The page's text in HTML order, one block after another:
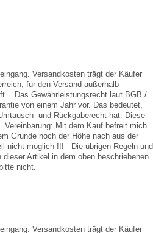
Versandkosten trägt der Käufer
für den Versand außerhalb
Das Gewährleistungsrecht laut BGB /
von einem Jahr vor. Das bedeutet,
und Rückgaberecht hat. Diese
Mit dem Kauf befreit mich
Grunde noch der Höhe nach aus der
nicht möglich !!! Die übrigen Regeln und
Artikel in dem oben beschriebenen
nicht.
Versandkosten trägt der Käufer